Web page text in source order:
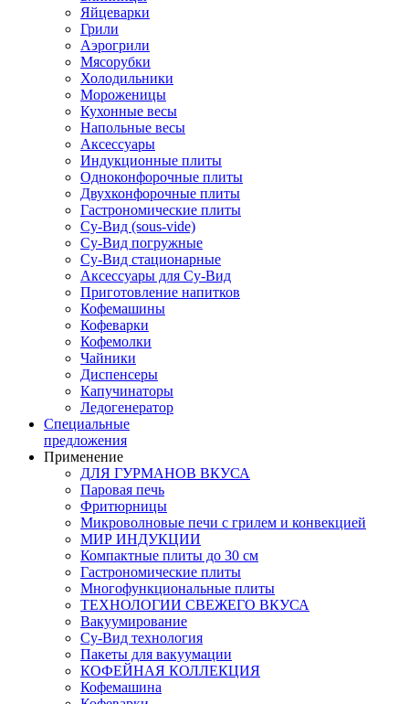
Яйцеварки
Грили
Аэрогрили
Мясорубки
Холодильники
Мороженицы
Кухонные весы
Напольные весы
Аксессуары
Индукционные плиты
Одноконфорочные плиты
Двухконфорочные плиты
Гастрономические плиты
Су-Вид (sous-vide)
Су-Вид погружные
Су-Вид стационарные
Аксессуары для Су-Вид
Приготовление напитков
Кофемашины
Кофеварки
Кофемолки
Чайники
Диспенсеры
Капучинаторы
Ледогенератор
Специальные
предложения
Применение
ДЛЯ ГУРМАНОВ ВКУСА
Паровая печь
Фритюрницы
Микроволновые печи с грилем и конвекцией
МИР ИНДУКЦИИ
Компактные плиты до 30 см
Гастрономические плиты
Многофункциональные плиты
ТЕХНОЛОГИИ СВЕЖЕГО ВКУСА
Вакуумирование
Су-Вид технология
Пакеты для вакуумации
КОФЕЙНАЯ КОЛЛЕКЦИЯ
Кофемашина